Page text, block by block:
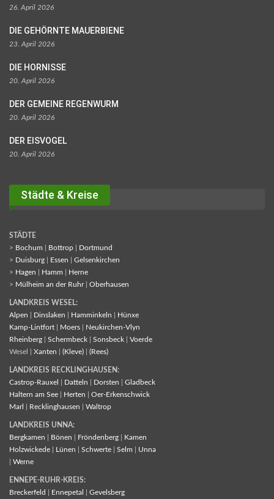
26. April 2026
DIE GEHÖRNTE MAUERBIENE
23. April 2026
DIE HORNISSE
20. April 2026
DER GEMEINE REGENWURM
20. April 2026
DER EISVOGEL
20. April 2026
Städte & Kreise
STÄDTE
> Bochum Bottrop
Dortmund
> Duisburg Essen
Gelsenkirchen
> Hagen Hamm
Herne
> Mülheim an der Ruhr| Oberhausen
LANDKREIS WESEL:
Alpen
Dinslaken Hamminkeln
Hünxe
Kamp-Lintfort
Moers
Neukirchen-Vlyn
Rheinberg
Schermbeck Sonsbeck
Voerde
Wesel | Xanten (Kleve) (Rees)
LANDKREIS RECKLINGHAUSEN:
Castrop-Rauxel
Datteln Dorsten
Gladbeck
Haltern am See
Herten
Oer-Erkenschwick
Marl
Recklinghausen Waltrop
LANDKREIS UNNA:
Bergkamen
Bönen Fröndenberg
Kamen
Holzwickede
Lünen Schwerte Selm
Unna
Werne
ENNEPE-RUHR-KREIS:
Breckerfeld
Ennepetal Gevelsberg